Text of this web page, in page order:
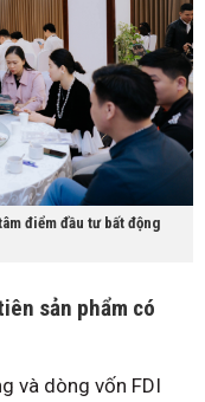
điểm đầu tư bất động
sản phẩm có
và dòng vốn FDI